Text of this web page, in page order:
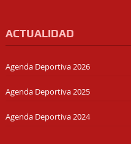
ACTUALIDAD
Agenda Deportiva 2026
Agenda Deportiva 2025
Agenda Deportiva 2024